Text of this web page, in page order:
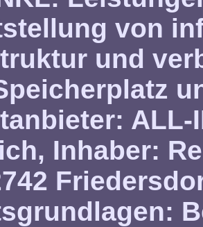
von
und
ALL-
Inhaber: